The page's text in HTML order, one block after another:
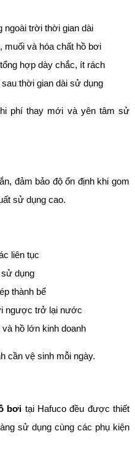
ngoài trời thời gian dài
muối và hóa chất hồ bơi
hợp dày chắc, ít rách
thời gian dài sử dụng
phí thay mới và yên tâm sử
đảm bảo độ ổn định khi gom
sử dụng cao.
liên tục
dụng
thành bể
ngược trở lại nước
hồ lớn kinh doanh
cần vệ sinh mỗi ngày.
bơi tại Hafuco đều được thiết
sử dụng cùng các phụ kiện